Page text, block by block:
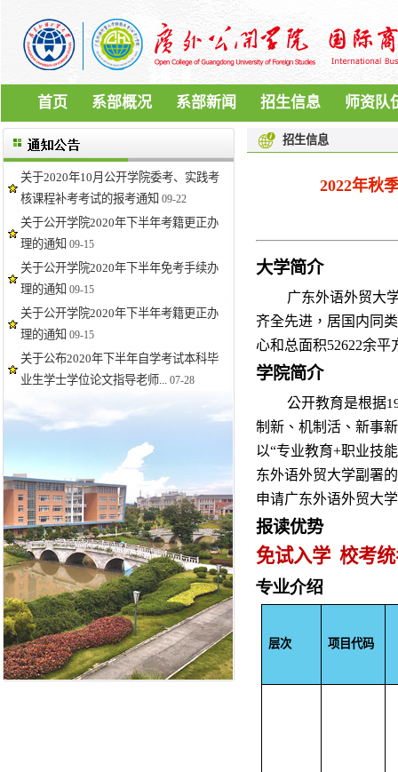
首页 系部概况 系部新闻 招生信息 师资队
关于2020年10月公开学院委考、实践考
核课程补考考试的报考通知 09-22
关于公开学院2020年下半年考籍更正办
理的通知 09-15
关于公开学院2020年下半年免考手续办
理的通知 09-15
关于公开学院2020年下半年考籍更正办
理的通知 09-15
关于公布2020年下半年自学考试本科毕
业生学士学位论文指导老师... 07-28
招生信息
2022年秋
大学简介
广东外语外贸大
齐全先进，居国内同
心和总面积52622余平
学院简介
公开教育是根据
制新、机制活、新事
以“专业教育+职业技
东外语外贸大学副署
申请广东外语外贸大
报读优势
免试入学 校考
专业介绍
层次 项目代码